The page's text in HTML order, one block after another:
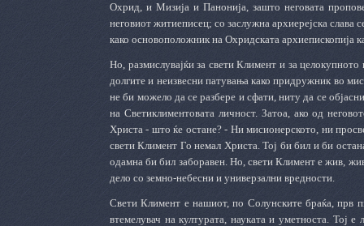
Охрид, и Мизија и Панонија, зашто неговата
неговиот житиеписец; со заслужна архиерејска
како основоположник на Охридската архиепископија
Но, размислувајќи за свети Климент и за
долгите и неизвесни патувања како придружник во
не би можело да се разбере и сфати, ниту да се
на Светиклиментовата личност. Затоа, ако од
Христа - што ќе остане? - Ни мисионерското, ни
свети Климент Го немал Христа. Тој би бил и би
одамна би бил заборавен. Но, свети Климент е жив,
дело со земно-небесни и универзални вредности.
Свети Климент е нашиот, по Солунските браќа, прв
втемелувач на културата, науката и уметноста. Тој